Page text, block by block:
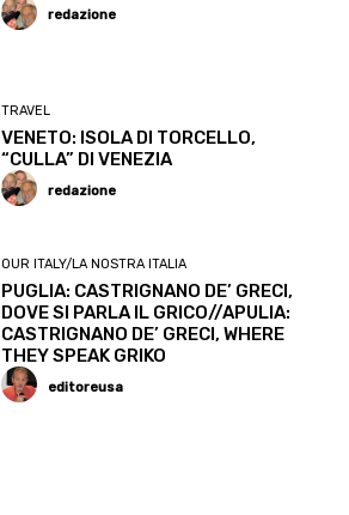
redazione
TRAVEL
VENETO: ISOLA DI TORCELLO,
“CULLA” DI VENEZIA
redazione
OUR ITALY/LA NOSTRA ITALIA
PUGLIA: CASTRIGNANO DE’ GRECI,
DOVE SI PARLA IL GRICO//APULIA:
CASTRIGNANO DE’ GRECI, WHERE
THEY SPEAK GRIKO
editoreusa